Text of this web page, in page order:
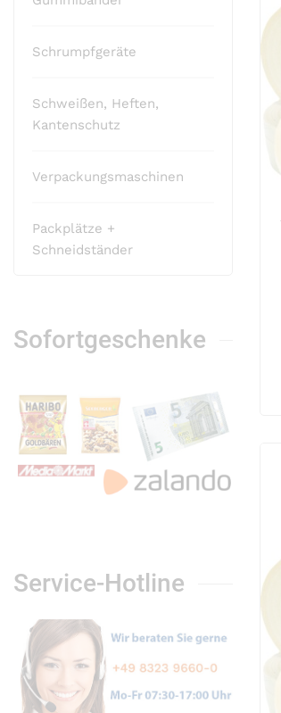
Schrumpfgeräte
Schweißen, Heften,
Kantenschutz
Verpackungsmaschinen
Packplätze +
Schneidständer
Sofortgeschenke
Service-Hotline